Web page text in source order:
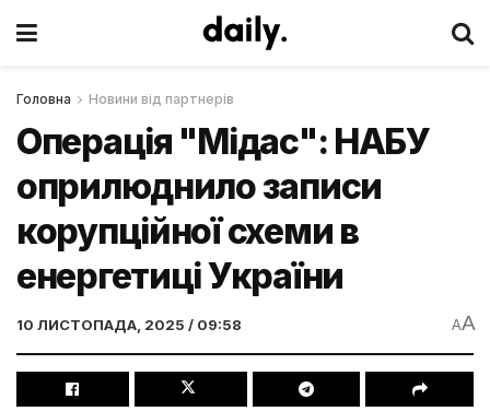
Головна Новини від партнерів
Операція "Мідас": НАБУ
оприлюднило записи
корупційної схеми в
енергетиці України
10 ЛИСТОПАДА, 2025 / 09:58 AA